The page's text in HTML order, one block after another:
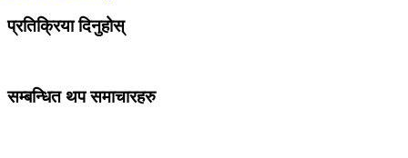
प्रतिक्रिया दिनुहोस्
सम्बन्धित थप समाचारहरु